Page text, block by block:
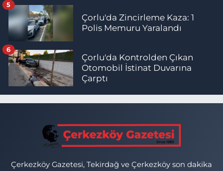
Çorlu'da Zincirleme Kaza: 1
Polis Memuru Yaralandı
5
Çorlu'da Kontrolden Çıkan
Otomobil İstinat Duvarına
Çarptı
6
Çerkezköy Gazetesi, Tekirdağ ve Çerkezköy son dakika